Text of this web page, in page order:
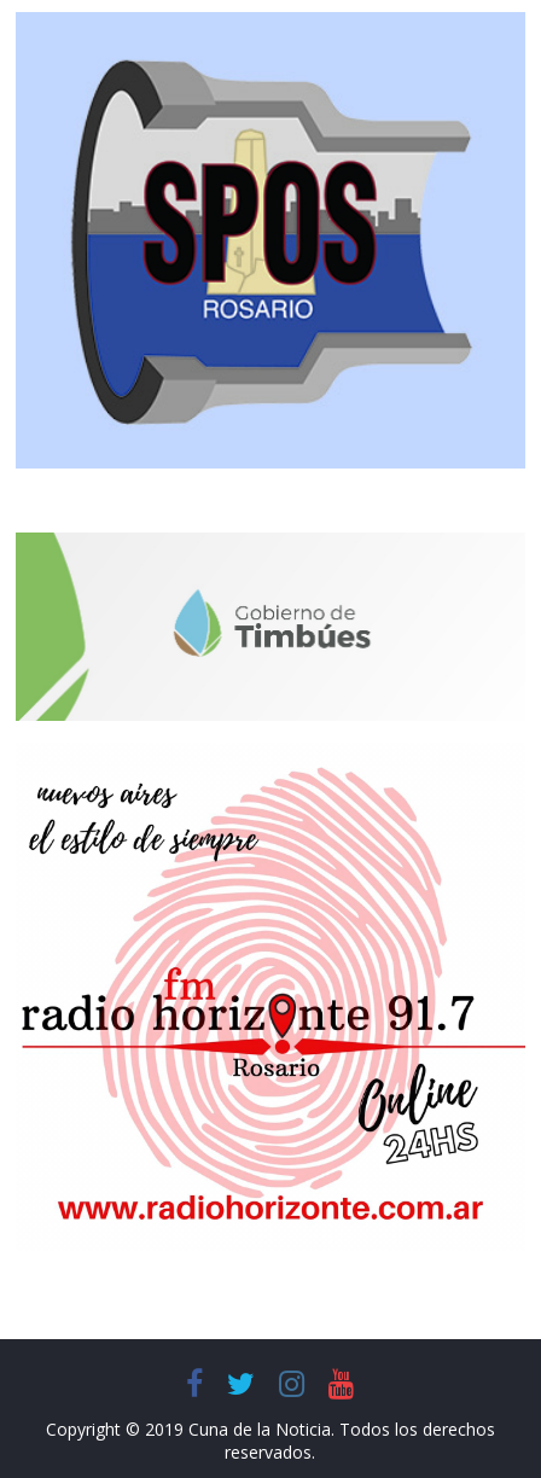
Copyright © 2019 Cuna de la Noticia. Todos los derechos
reservados.